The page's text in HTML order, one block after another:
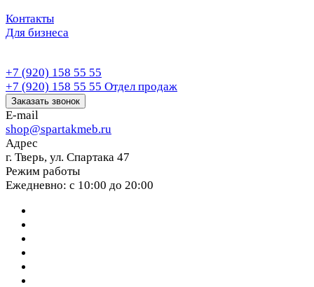
Контакты
Для бизнеса
+7 (920) 158 55 55
+7 (920) 158 55 55 Отдел продаж
Заказать звонок
E-mail
shop@spartakmeb.ru
Адрес
г. Тверь, ул. Спартака 47
Режим работы
Ежедневно: с 10:00 до 20:00